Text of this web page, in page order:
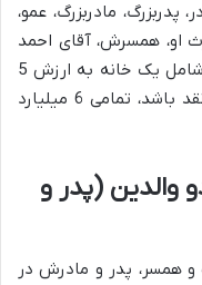
مادربزرگ، عمو،
او، همسرش، آقای احمد
است. در این حالت، اگر ترکه خانم سارا شامل یک خانه به ارزش 5
میلیارد تومان و 1 میلیارد تومان وجه نقد باشد، تمامی 6 میلیارد
دو والدین (پدر و
و همسر، پدر و مادرش در